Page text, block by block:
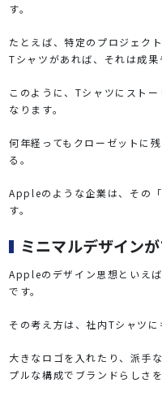
す。
たとえば、特定のプロジェク
Tシャツがあれば、それは成果
このように、Tシャツにスト
なります。
何年経ってもクローゼットに
る。
Appleのような企業は、その
す。
ミニマルデザイン
Appleのデザイン思想といえ
です。
その考え方は、社内Tシャツに
大きなロゴを入れたり、派手
プルな構成でブランドらしさを